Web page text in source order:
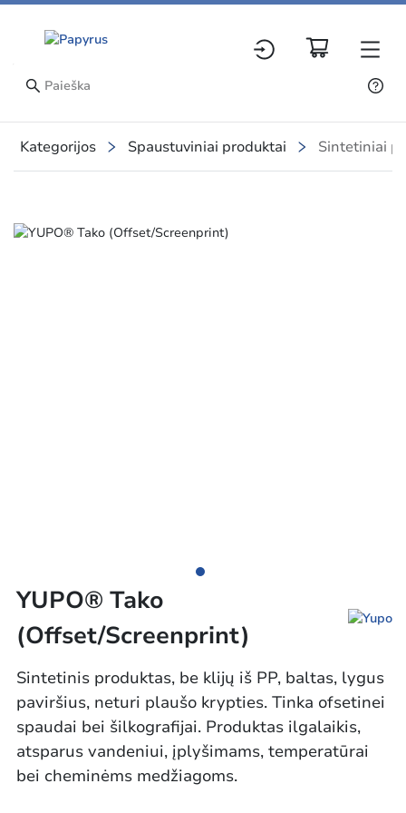
Kategorijos Spaustuviniai produktai Sintetiniai
Slide 1 of 1
YUPO® Tako
(Offset/Screenprint)
Sintetinis produktas, be klijų iš PP, baltas, lygus
paviršius, neturi plaušo krypties. Tinka ofsetinei
spaudai bei šilkografijai. Produktas ilgalaikis,
atsparus vandeniui, įplyšimams, temperatūrai
bei cheminėms medžiagoms.